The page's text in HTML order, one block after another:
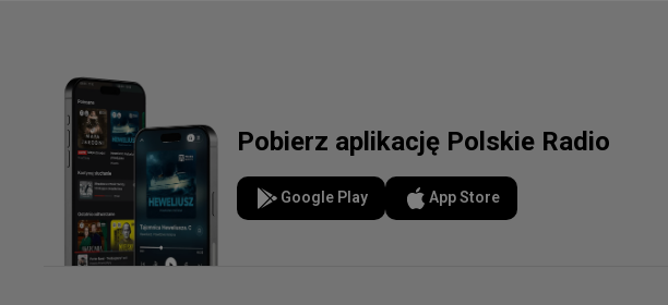
Pobierz aplikację Polskie Radio
Google Play App Store